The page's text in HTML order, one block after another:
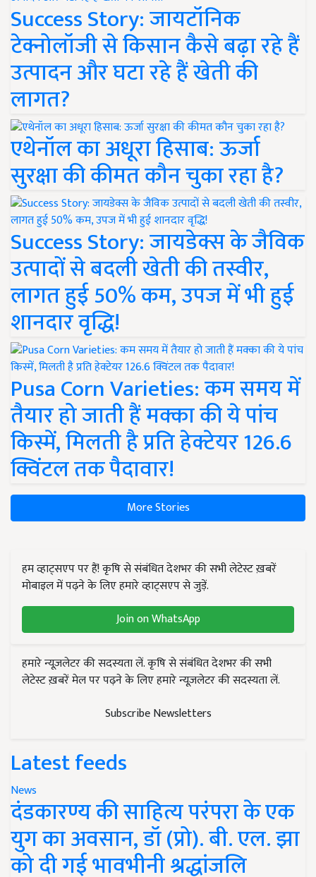
Success Story: जायटॉनिक
टेक्नोलॉजी से किसान कैसे बढ़ा रहे हैं
उत्पादन और घटा रहे हैं खेती की
लागत?
एथेनॉल का अधूरा हिसाब: ऊर्जा
सुरक्षा की कीमत कौन चुका रहा है?
Success Story: जायडेक्स के जैविक
उत्पादों से बदली खेती की तस्वीर,
लागत हुई 50% कम, उपज में भी हुई
शानदार वृद्धि!
Pusa Corn Varieties: कम समय में
तैयार हो जाती हैं मक्का की ये पांच
किस्में, मिलती है प्रति हेक्टेयर 126.6
क्विंटल तक पैदावार!
More Stories
हम व्हाट्सएप पर हैं! कृषि से संबंधित देशभर की सभी लेटेस्ट ख़बरें
मोबाइल में पढ़ने के लिए हमारे व्हाट्सएप से जुड़ें.
Join on WhatsApp
हमारे न्यूज़लेटर की सदस्यता लें. कृषि से संबंधित देशभर की सभी
लेटेस्ट ख़बरें मेल पर पढ़ने के लिए हमारे न्यूज़लेटर की सदस्यता लें.
Subscribe Newsletters
Latest feeds
News
दंडकारण्य की साहित्य परंपरा के एक
युग का अवसान, डॉ (प्रो). बी. एल. झा
को दी गई भावभीनी श्रद्धांजलि